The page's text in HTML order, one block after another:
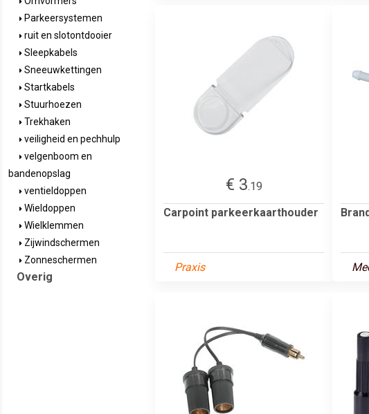
Parkeersystemen
ruit en slotontdooier
Sleepkabels
Sneeuwkettingen
Startkabels
Stuurhoezen
Trekhaken
veiligheid en pechhulp
velgenboom en
bandenopslag
ventieldoppen
Wieldoppen
Wielklemmen
Zijwindschermen
Zonneschermen
Overig
€ 3.19
Carpoint parkeerkaarthouder
Praxis